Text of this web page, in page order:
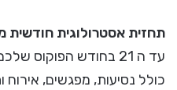
תחזית אסטרולוגית חודשית
עד ה 21 בחודש הפוקוס
כולל נסיעות, מפגשים, אירוח